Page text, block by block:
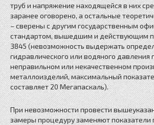
труб и напряжение находящейся в них
заранее оговорено, а остальные
– сверены с другим государственным
стандартом, вышедшим и действующим
3845 (невозможность выдержать
гидравлического или водяного давления
неправильном или некачественном
металлоизделий, максимальный
составляет 20 Мегапаскаль).
При невозможности провести
замеры процедуру заменяют показатели